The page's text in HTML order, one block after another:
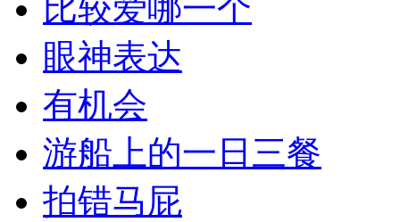
比较爱哪一个
眼神表达
有机会
游船上的一日三餐
拍错马屁